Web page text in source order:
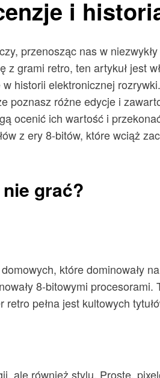
i
przenosząc nas w
grami retro, ten artykuł jest
historii elektronicznej
poznasz różne edycje i
ocenić ich wartość i
z ery 8-bitów, które wciąż
grać?
które dominowały
8-bitowymi
pełna jest kultowych
ale również stylu. Proste,